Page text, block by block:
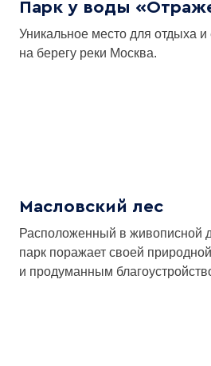
Парк у воды
Уникальное место для отдыха
на берегу реки Москва.
Масловский лес
Расположенный в живописной
парк поражает своей
и продуманным